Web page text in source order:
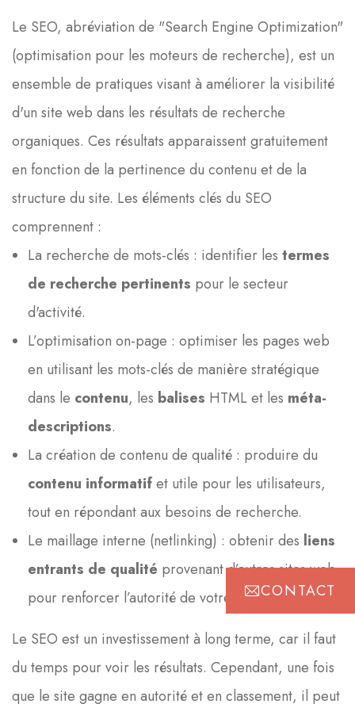
CONTACT
Le SEO, abréviation de "Search Engine Optimization"
(optimisation pour les moteurs de recherche), est un
ensemble de pratiques visant à améliorer la visibilité
d'un site web dans les résultats de recherche
organiques. Ces résultats apparaissent gratuitement
en fonction de la pertinence du contenu et de la
structure du site. Les éléments clés du SEO
comprennent :
La recherche de mots-clés : identifier les termes
de recherche pertinents pour le secteur
d'activité.
L’optimisation on-page : optimiser les pages web
en utilisant les mots-clés de manière stratégique
dans le contenu, les balises HTML et les méta-
descriptions.
La création de contenu de qualité : produire du
contenu informatifet utile pour les utilisateurs,
tout en répondant aux besoins de recherche.
Le maillage interne (netlinking) : obtenir des liens
entrants de qualité provenant d’autres sites web,
pour renforcer l’autorité de votre site.
Le SEO est un investissement à long terme, car il faut
du temps pour voir les résultats. Cependant, une fois
que le site gagne en autorité et en classement, il peut